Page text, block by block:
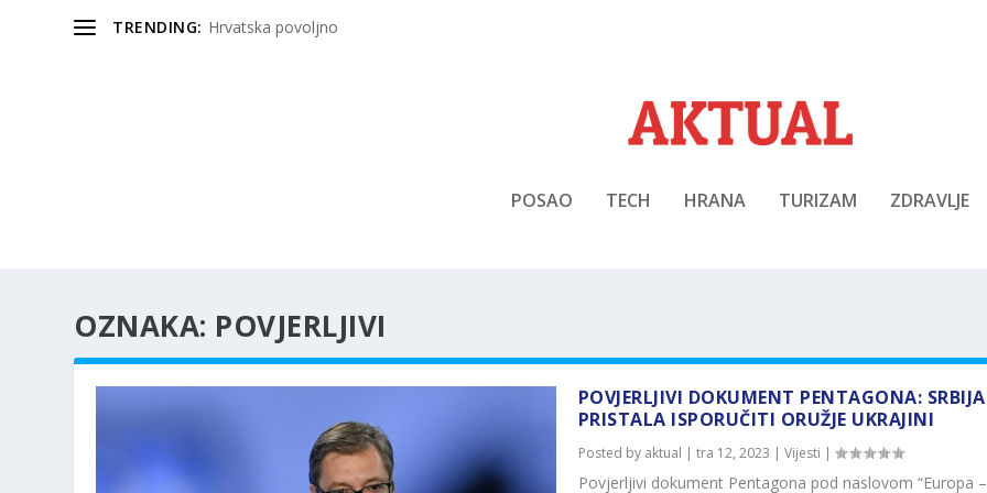
TRENDING: Hrvatska povoljno
POSAO TECH HRANA TURIZAM ZDRAVLJE
OZNAKA: POVJERLJIVI
POVJERLJIVI DOKUMENT PENTAGONA: SRBIJA
PRISTALA ISPORUČITI ORUŽJE UKRAJINI
Posted by aktual | tra 12, 2023 | Vijesti |
Povjerljivi dokument Pentagona pod naslovom “Europa –